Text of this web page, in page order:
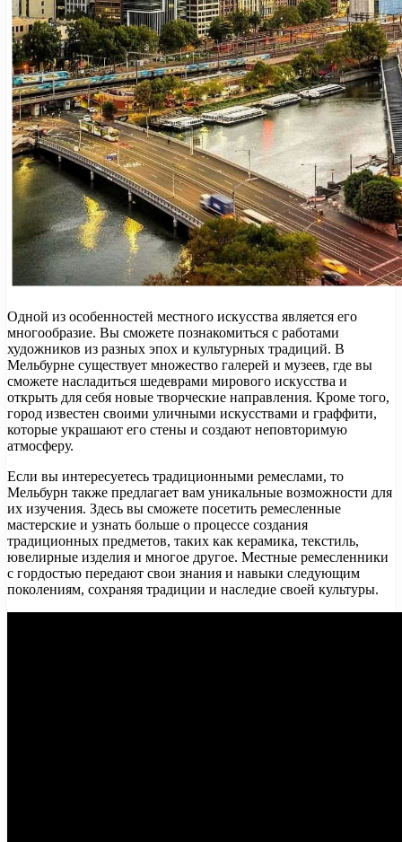
Одной из особенностей местного искусства является его
многообразие. Вы сможете познакомиться с работами
художников из разных эпох и культурных традиций. В
Мельбурне существует множество галерей и музеев, где вы
сможете насладиться шедеврами мирового искусства и
открыть для себя новые творческие направления. Кроме того,
город известен своими уличными искусствами и граффити,
которые украшают его стены и создают неповторимую
атмосферу.
Если вы интересуетесь традиционными ремеслами, то
Мельбурн также предлагает вам уникальные возможности для
их изучения. Здесь вы сможете посетить ремесленные
мастерские и узнать больше о процессе создания
традиционных предметов, таких как керамика, текстиль,
ювелирные изделия и многое другое. Местные ремесленники
с гордостью передают свои знания и навыки следующим
поколениям, сохраняя традиции и наследие своей культуры.